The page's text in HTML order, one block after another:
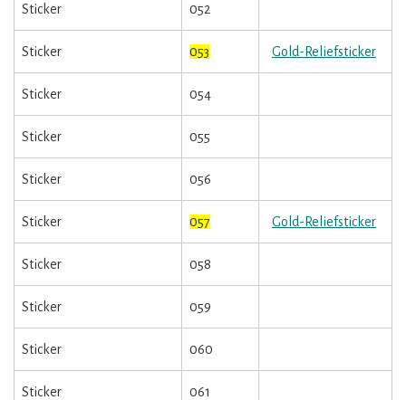
Sticker 052
Sticker 053 Gold-Reliefsticker
Sticker 054
Sticker 055
Sticker 056
Sticker 057 Gold-Reliefsticker
Sticker 058
Sticker 059
Sticker 060
Sticker 061